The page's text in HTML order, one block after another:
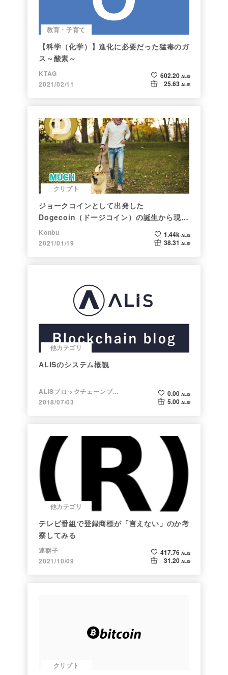
教育・子育て
【科学（化学）】進化に必要だった猛毒のガ
ス～酸素～
KTAG
2021/02/11
602.20 ALIS
25.63 ALIS
クリプト
ジョークコインとして出発した
Dogecoin（ドージコイン）の誕生から現在
まで。注目される非証券性🐶
Konbu
2021/01/19
1.44k ALIS
38.31 ALIS
他カテゴリ
ALISのシステム概観
ALISブロックチェーンブログ
2018/07/03
0.00 ALIS
5.00 ALIS
他カテゴリ
テレビ番組で登録商標が「言えない」のか考
察してみる
連獅子
2021/10/09
417.76 ALIS
31.20 ALIS
クリプト